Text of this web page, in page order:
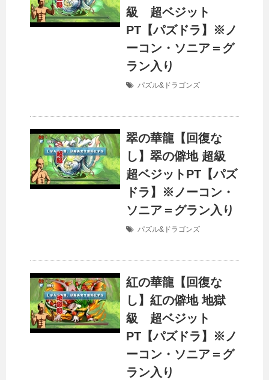
級 超ベジット
PT【パズドラ】※ノ
ーコン・ソニア＝グ
ラン入り
パズル&ドラゴンズ
翠の華龍【回復な
し】翠の僻地 超級
超ベジットPT【パズ
ドラ】※ノーコン・
ソニア＝グラン入り
パズル&ドラゴンズ
紅の華龍【回復な
し】紅の僻地 地獄
級 超ベジット
PT【パズドラ】※ノ
ーコン・ソニア＝グ
ラン入り